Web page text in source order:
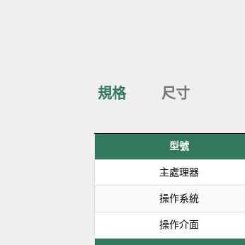
規格 尺寸
型號
主處理器
操作系統
操作介面